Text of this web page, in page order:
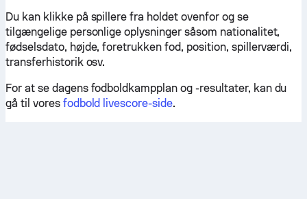
Du kan klikke på spillere fra holdet ovenfor og se
tilgængelige personlige oplysninger såsom nationalitet,
fødselsdato, højde, foretrukken fod, position, spillerværdi,
transferhistorik osv.
For at se dagens fodboldkampplan og -resultater, kan du
gå til vores fodbold livescore-side.